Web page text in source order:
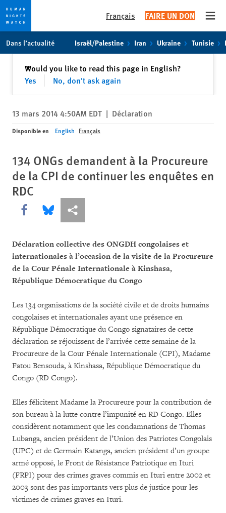
toto
content
Français FAIRE UN DON
Dans l’actualité Israël/Palestine Iran Ukraine Tunisie
Would you like to read this page in English?
Yes
No, don't ask again
✕Fermer
13 mars 2014 4:50AM EDT | Déclaration
Disponible en English Français
134 ONGs demandent à la Procureure
de la CPI de continuer les enquêtes en
RDC
Share this via Facebook
Share this via Bluesky
Share this via Partagez
Déclaration collective des ONGDH congolaises et
internationales à l’occasion de la visite de la Procureure
de la Cour Pénale Internationale à Kinshasa,
République Démocratique du Congo
Les 134 organisations de la société civile et de droits humains
congolaises et internationales ayant une présence en
République Démocratique du Congo signataires de cette
déclaration se réjouissent de l’arrivée cette semaine de la
Procureure de la Cour Pénale Internationale (CPI), Madame
Fatou Bensouda, à Kinshasa, République Démocratique du
Congo (RD Congo).
Elles félicitent Madame la Procureure pour la contribution de
son bureau à la lutte contre l’impunité en RD Congo. Elles
considèrent notamment que les condamnations de Thomas
Lubanga, ancien président de l’Union des Patriotes Congolais
(UPC) et de Germain Katanga, ancien président d’un groupe
armé opposé, le Front de Résistance Patriotique en Ituri
(FRPI) pour des crimes graves commis en Ituri entre 2002 et
2003 sont des pas importants vers plus de justice pour les
victimes de crimes graves en Ituri.